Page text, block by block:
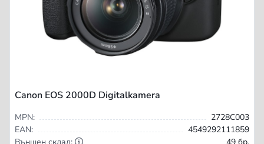
Canon EOS 2000D Digitalkamera
MPN:
2728C003
EAN:
4549292111859